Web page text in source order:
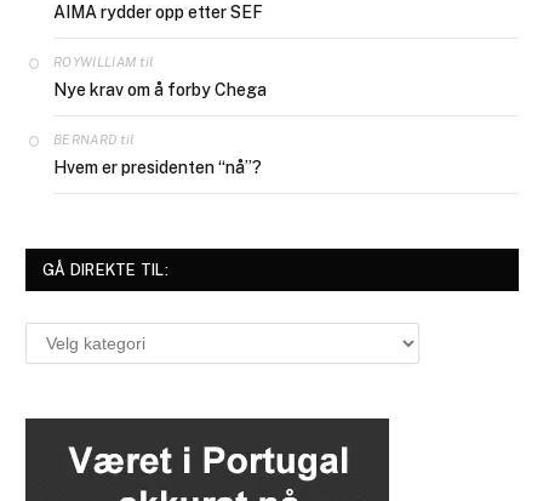
AIMA rydder opp etter SEF
ROYWILLIAM til
Nye krav om å forby Chega
BERNARD til
Hvem er presidenten “nå”?
GÅ DIREKTE TIL:
direkte